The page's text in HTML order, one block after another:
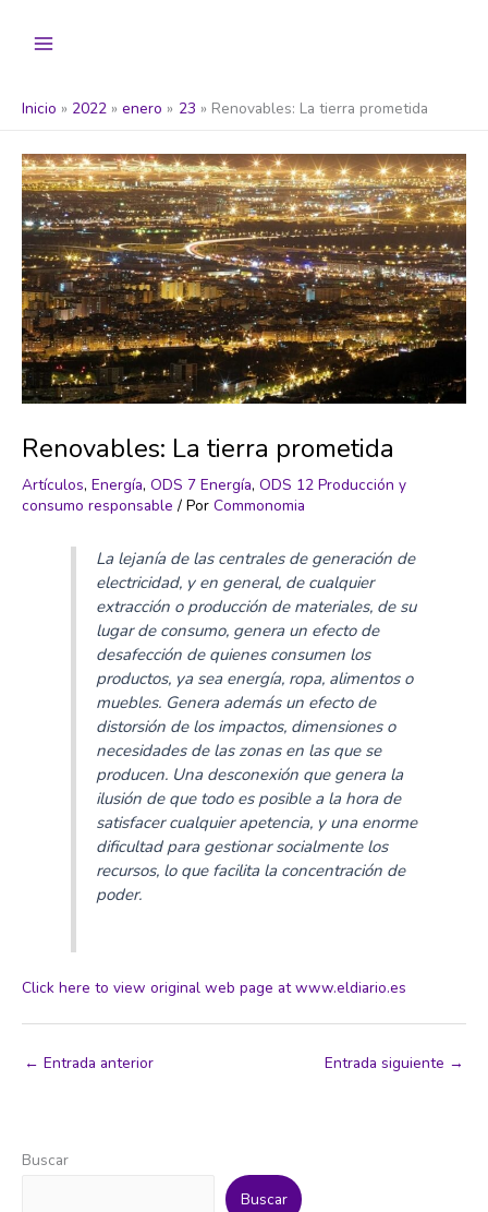
Inicio 2022 enero 23 Renovables: La tierra prometida
Renovables: La tierra prometida
Artículos, Energía, ODS 7 Energía, ODS 12 Producción y
consumo responsable / Por Commonomia
La lejanía de las centrales de generación de
electricidad, y en general, de cualquier
extracción o producción de materiales, de su
lugar de consumo, genera un efecto de
desafección de quienes consumen los
productos, ya sea energía, ropa, alimentos o
muebles. Genera además un efecto de
distorsión de los impactos, dimensiones o
necesidades de las zonas en las que se
producen. Una desconexión que genera la
ilusión de que todo es posible a la hora de
satisfacer cualquier apetencia, y una enorme
dificultad para gestionar socialmente los
recursos, lo que facilita la concentración de
poder.
Click here to view original web page at www.eldiario.es
← Entrada anterior Entrada siguiente →
Buscar
Buscar